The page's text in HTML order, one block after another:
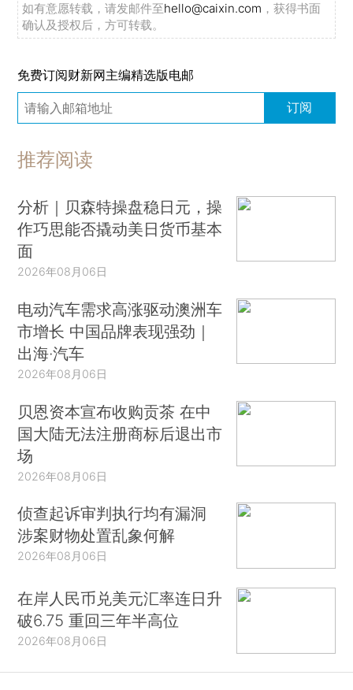
如有意愿转载，请发邮件至hello@caixin.com ，获得书面
确认及授权后，方可转载。
免费订阅财新网主编精选版电邮
订阅
推荐阅读
分析｜贝森特操盘稳日元，操
作巧思能否撬动美日货币基本
面
2026年08月06日
电动汽车需求高涨驱动澳洲车
市增长 中国品牌表现强劲｜
出海·汽车
2026年08月06日
贝恩资本宣布收购贡茶 在中
国大陆无法注册商标后退出市
场
2026年08月06日
侦查起诉审判执行均有漏洞
涉案财物处置乱象何解
2026年08月06日
在岸人民币兑美元汇率连日升
破6.75 重回三年半高位
2026年08月06日